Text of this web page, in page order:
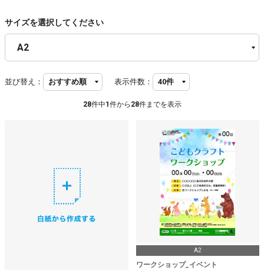
サイズを選択してください
並び替え： 表示件数：
28件中1 件から 28件までを表示
A2
ワークショップ_イベント